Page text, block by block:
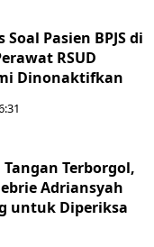
Pasien BPJS di
RSUD
Dinonaktifkan
Terborgol,
Adriansyah
untuk Diperiksa